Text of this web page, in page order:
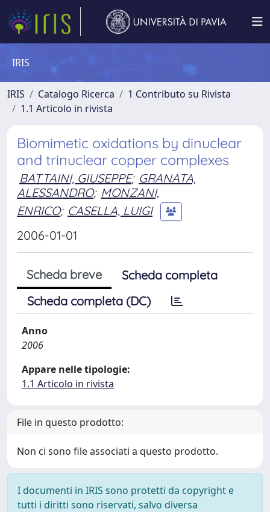
IRIS
IRIS Catalogo Ricerca
1 Contributo su Rivista
1.1 Articolo in rivista
Biomimetic oxidations by dinuclear
and trinuclear copper complexes
BATTAINI, GIUSEPPE; GRANATA,
ALESSANDRO; MONZANI,
ENRICO; CASELLA, LUIGI
2006-01-01
Scheda breve
Scheda completa
Scheda completa (DC)
Anno
2006
Appare nelle tipologie:
1.1 Articolo in rivista
File in questo prodotto:
Non ci sono file associati a questo prodotto.
I documenti in IRIS sono protetti da copyright e
tutti i diritti sono riservati, salvo diversa